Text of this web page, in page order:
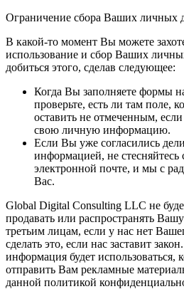
Ограничение сбора Ваших личных
В какой-то момент Вы можете
использование и сбор Ваших
добиться этого, сделав следующее:
Когда Вы заполняете формы
проверьте, есть ли там поле,
оставить не отмеченным,
свою личную информацию.
Если Вы уже согласились
информацией, не стесняйтесь
электронной почте, и мы с
Вас.
Global Digital Consulting LLC не
продавать или распространять
третьим лицам, если у нас нет
сделать это, если нас заставит
информация будет использоваться,
отправить Вам рекламные
данной политикой